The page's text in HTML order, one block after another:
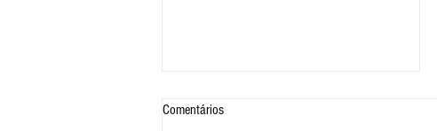
Comentários